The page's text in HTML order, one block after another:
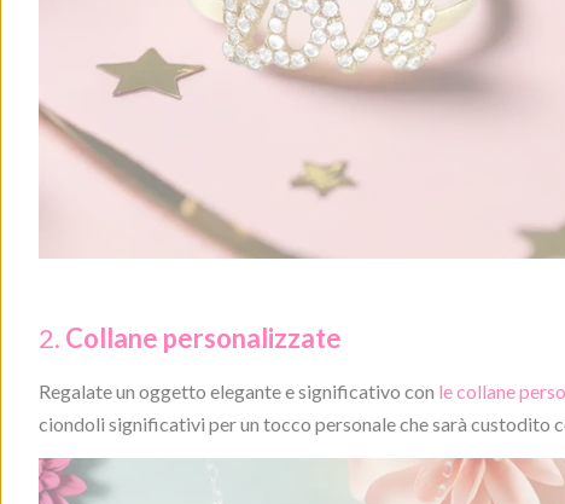
2. Collane personalizzate
Regalate un oggetto elegante e significativo con le collane
ciondoli significativi per un tocco personale che sarà custodito